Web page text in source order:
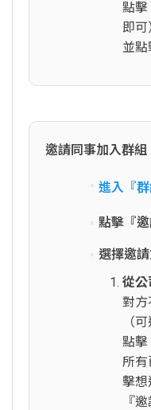
點擊
即
並點
邀請同事加入群
進入『群
點擊『邀
選擇邀
從公
對方
（
點擊
所
擊想
『